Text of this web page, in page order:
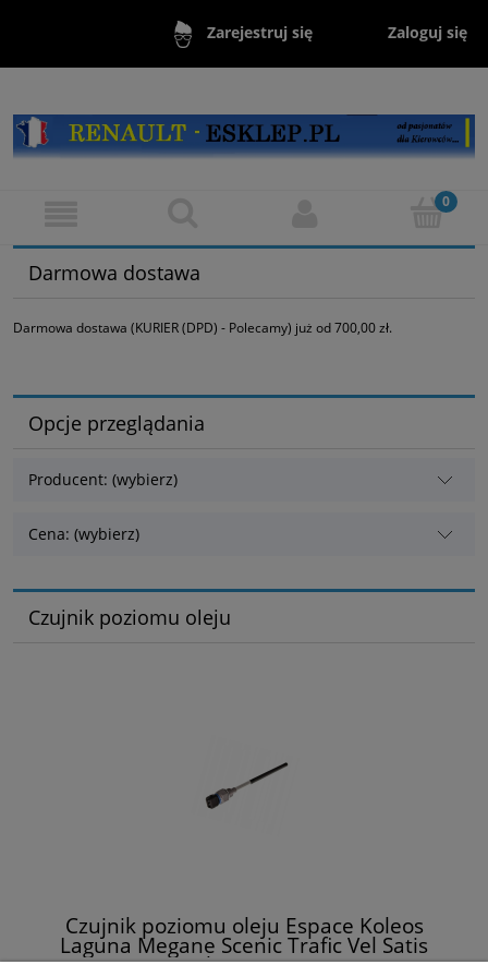
Zarejestruj się Zaloguj się
Darmowa dostawa
Darmowa dostawa (KURIER (DPD) - Polecamy) już od 700,00 zł.
Opcje przeglądania
Producent: (wybierz)
Cena: (wybierz)
Czujnik poziomu oleju
Czujnik poziomu oleju Espace Koleos
Laguna Megane Scenic Trafic Vel Satis
Renault 111452631R